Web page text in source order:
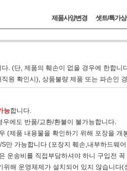
제품사양변경 셋트/특가
다. (단, 제품의 훼손이 없을 경우에 한합니
원 확인시), 상품불량 제품 또는 파손인
능합니다.
에도 반품/교환/환불이 불가능합니다.
(제품 내용물을 확인하기 위해 포장을 개
만 가능합니다 (포장지 훼손,내부하드웨
운송비를 직접부담하셔야 하니 구입전
해 운영체제가 설치되어 있지 않습니다